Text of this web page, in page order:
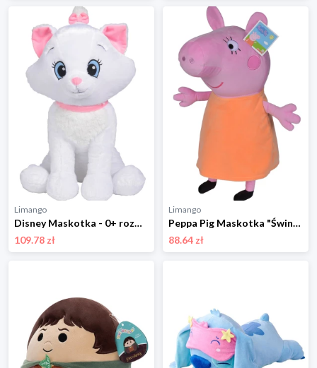
Limango
Disney Maskotka - 0+ rozmiar: onesize
109.78 zł
Limango
Peppa Pig Maskotka "Świnka Peppa" - 0+ rozmiar: onesize
88.64 zł